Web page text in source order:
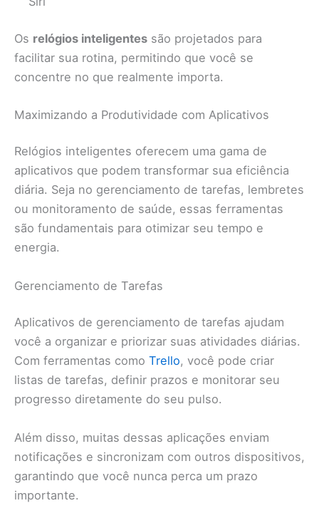
Os relógios inteligentes são projetados para
facilitar sua rotina, permitindo que você se
concentre no que realmente importa.
Maximizando a Produtividade com Aplicativos
Relógios inteligentes oferecem uma gama de
aplicativos que podem transformar sua eficiência
diária. Seja no gerenciamento de tarefas, lembretes
ou monitoramento de saúde, essas ferramentas
são fundamentais para otimizar seu tempo e
energia.
Gerenciamento de Tarefas
Aplicativos de gerenciamento de tarefas ajudam
você a organizar e priorizar suas atividades diárias.
Com ferramentas como Trello, você pode criar
listas de tarefas, definir prazos e monitorar seu
progresso diretamente do seu pulso.
Além disso, muitas dessas aplicações enviam
notificações e sincronizam com outros dispositivos,
garantindo que você nunca perca um prazo
importante.